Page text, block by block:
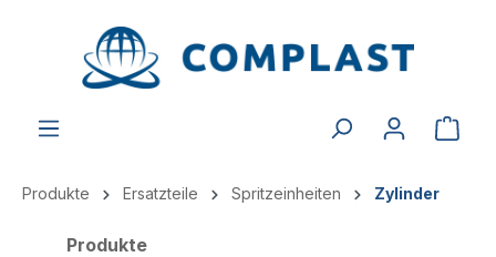
Produkte Ersatzteile Spritzeinheiten Zylinder
Produkte